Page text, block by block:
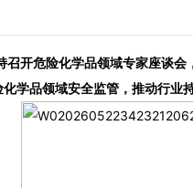
危险化学品领域专家座谈会，深
化学品领域安全监管，推